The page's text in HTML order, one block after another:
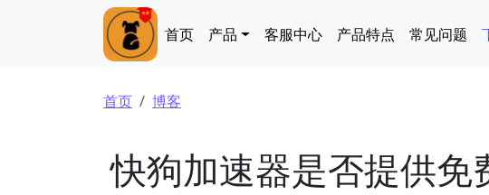
Main navigation
首页 产品 客服中心 产品特点 常见问题
面包屑
首页 博客
快狗加速器是否提供免